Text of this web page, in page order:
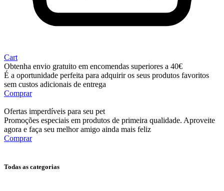
Cart
Obtenha envio gratuito em encomendas superiores a 40€
É a oportunidade perfeita para adquirir os seus produtos favoritos
sem custos adicionais de entrega
Comprar
Ofertas imperdíveis para seu pet
Promoções especiais em produtos de primeira qualidade. Aproveite
agora e faça seu melhor amigo ainda mais feliz
Comprar
Todas as categorias